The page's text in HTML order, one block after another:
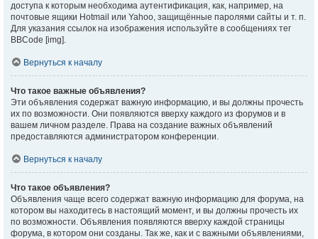
доступа к которым необходима аутентификация, как, например, на
почтовые ящики Hotmail или Yahoo, защищённые паролями сайты и т. п.
Для указания ссылок на изображения используйте в сообщениях тег
BBCode [img].
Вернуться к началу
Что такое важные объявления?
Эти объявления содержат важную информацию, и вы должны прочесть
их по возможности. Они появляются вверху каждого из форумов и в
вашем личном разделе. Права на создание важных объявлений
предоставляются администратором конференции.
Вернуться к началу
Что такое объявления?
Объявления чаще всего содержат важную информацию для форума, на
котором вы находитесь в настоящий момент, и вы должны прочесть их
по возможности. Объявления появляются вверху каждой страницы
форума, в котором они созданы. Так же, как и с важными объявлениями,